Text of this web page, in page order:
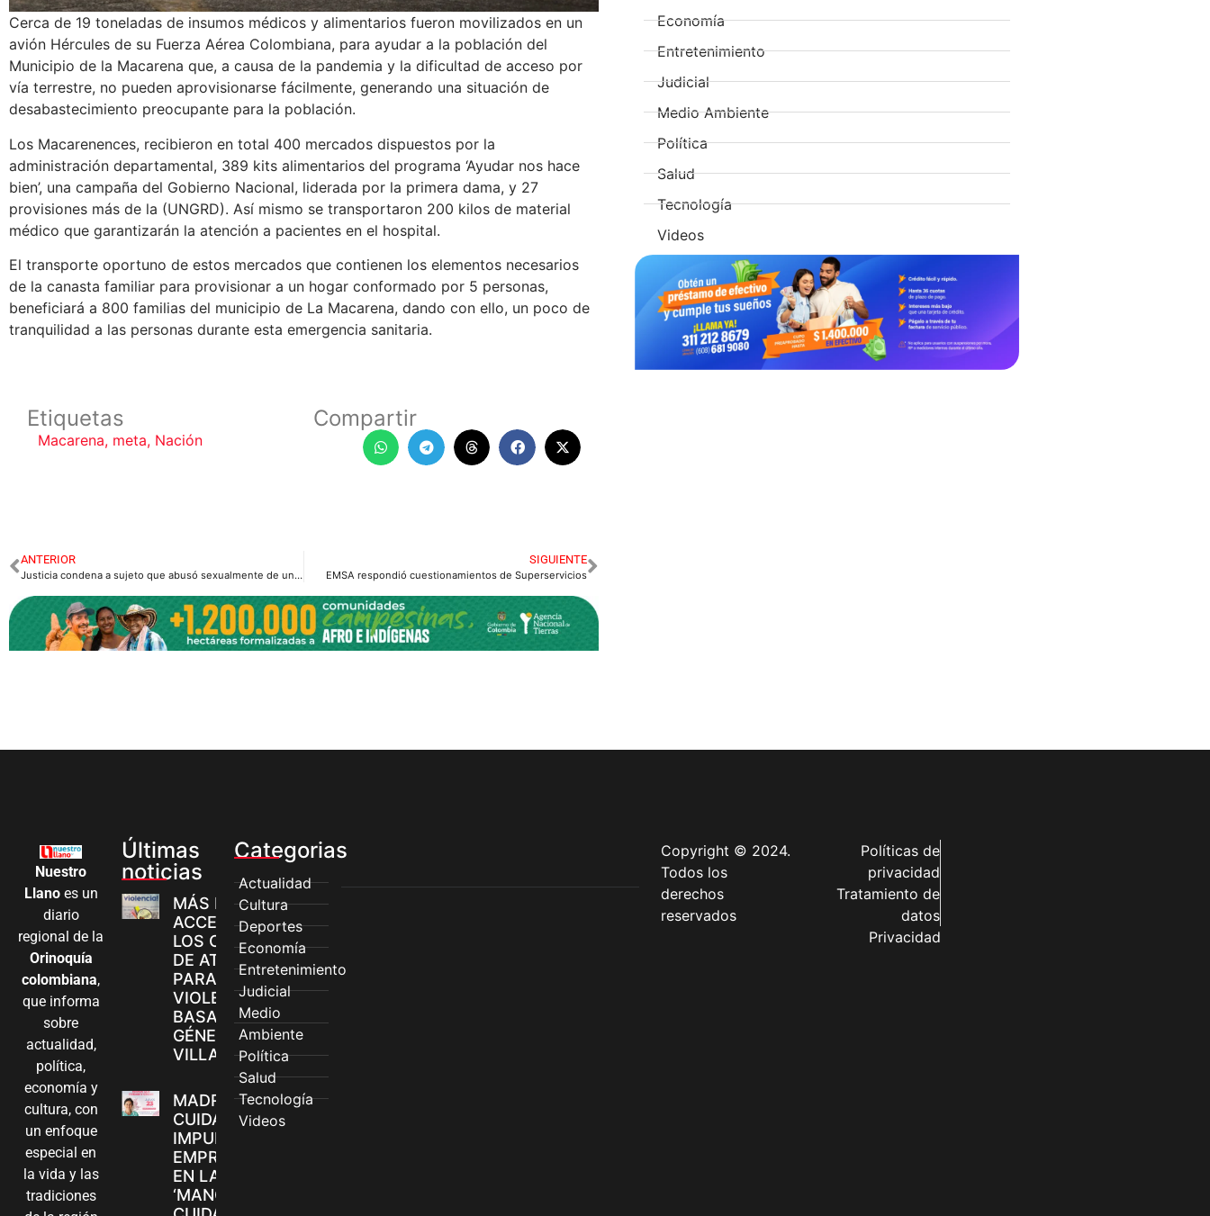
Cerca de 19 toneladas de insumos médicos y alimentarios fueron movilizados en un
avión Hércules de su Fuerza Aérea Colombiana, para ayudar a la población del
Municipio de la Macarena que, a causa de la pandemia y la dificultad de acceso por
vía terrestre, no pueden aprovisionarse fácilmente, generando una situación de
desabastecimiento preocupante para la población.
Los Macarenences, recibieron en total 400 mercados dispuestos por la
administración departamental, 389 kits alimentarios del programa ‘Ayudar nos hace
bien’, una campaña del Gobierno Nacional, liderada por la primera dama, y 27
provisiones más de la (UNGRD). Así mismo se transportaron 200 kilos de material
médico que garantizarán la atención a pacientes en el hospital.
El transporte oportuno de estos mercados que contienen los elementos necesarios
de la canasta familiar para provisionar a un hogar conformado por 5 personas,
beneficiará a 800 familias del municipio de La Macarena, dando con ello, un poco de
tranquilidad a las personas durante esta emergencia sanitaria.
Etiquetas
Macarena, meta, Nación
Compartir
ANTERIOR
Justicia condena a sujeto que abusó sexualmente de una niña de 11 años
SIGUIENTE
EMSA respondió cuestionamientos de Superservicios
Economía
Entretenimiento
Judicial
Medio Ambiente
Política
Salud
Tecnología
Videos
Nuestro
Llanoes un
diario
regional de la
Orinoquía
colombiana,
que informa
sobre
actualidad,
política,
economía y
cultura, con
un enfoque
especial en
la vida y las
tradiciones
Últimas
noticias
MÁS MUJERES
ACCEDEN A
LOS CANALES
DE ATENCIÓN
PARA
VIOLENCIAS
BASADAS EN
GÉNERO EN
VILLAVICENCIO
MADRES
CUIDADORAS
IMPULSAN SUS
EMPRENDIMIENTOS
EN LA FERIA
‘MANOS QUE
Categorias
Actualidad
Cultura
Deportes
Economía
Entretenimiento
Judicial
Medio
Ambiente
Política
Salud
Tecnología
Videos
Copyright © 2024.
Todos los
derechos
reservados
Políticas de
privacidad
Tratamiento de
datos
Privacidad